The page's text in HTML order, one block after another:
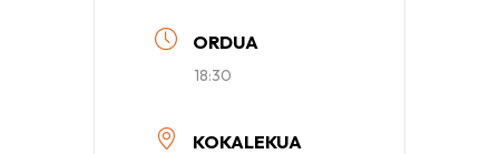
ORDUA
18:30
KOKALEKUA